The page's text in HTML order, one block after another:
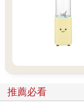
推薦必看